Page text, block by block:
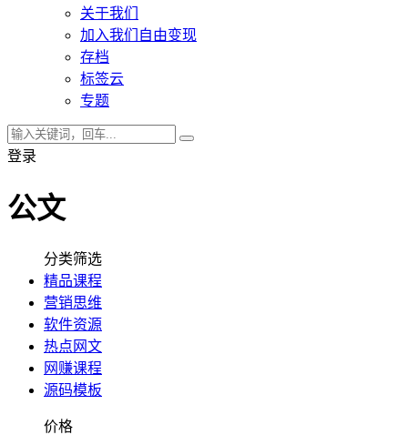
关于我们
加入我们自由变现
存档
标签云
专题
登录
公文
分类筛选
精品课程
营销思维
软件资源
热点网文
网赚课程
源码模板
价格